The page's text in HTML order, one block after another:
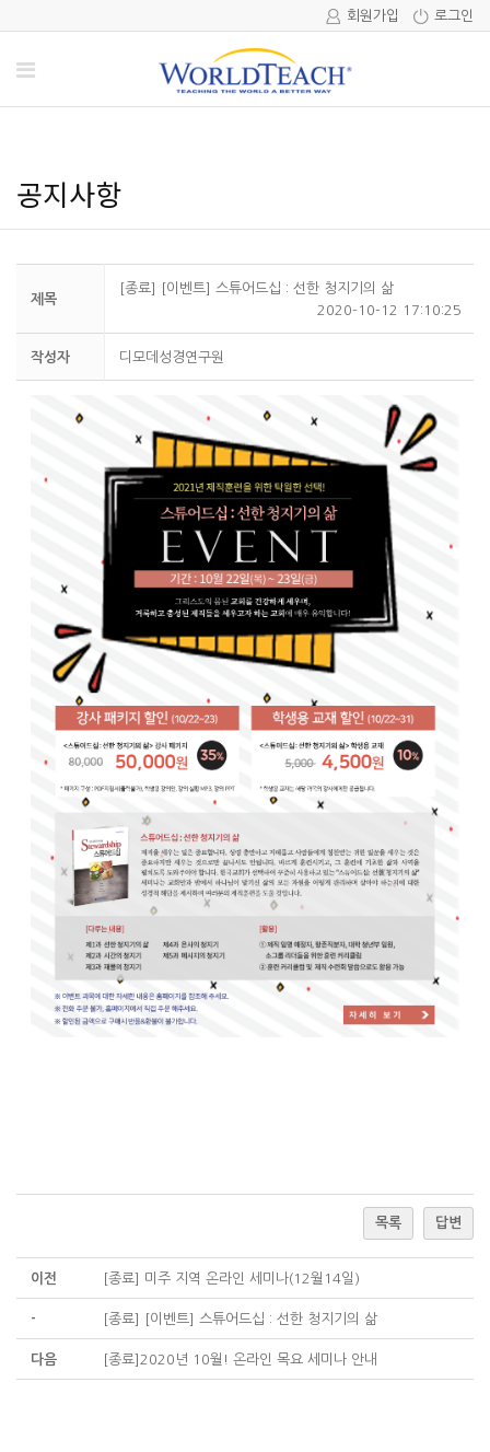
로그인
회원가입
공지사항
제목
[종료] [이벤트] 스튜어드십 : 선한 청지기의 삶
2020-10-12 17:10:25
작성자 디모데성경연구원
목록 답변
이전 [종료] 미주 지역 온라인 세미나(12월14일)
- [종료] [이벤트] 스튜어드십 : 선한 청지기의 삶
다음 [종료]2020년 10월! 온라인 목요 세미나 안내